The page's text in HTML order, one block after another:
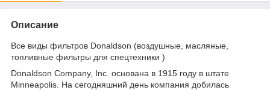
Описание
Все виды фильтров Donaldson (воздушные, масляные,
топливные фильтры для спецтехники )
Donaldson Company, Inc. основана в 1915 году в штате
Minneapolis. На сегодняшний день компания добилась